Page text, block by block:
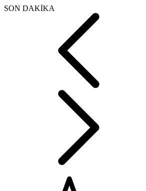
SON DAKİKA